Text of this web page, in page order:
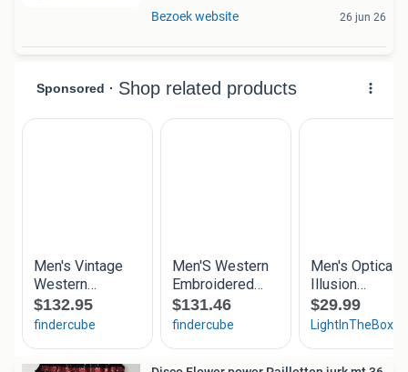
Bezoek website 26 jun 26